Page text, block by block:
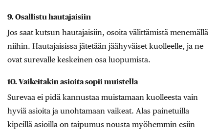
9. Osallistu hautajaisiin
Jos saat kutsun hautajaisiin, osoita välittämistä menemällä
niihin. Hautajaisissa jätetään jäähyväiset kuolleelle, ja ne
ovat surevalle keskeinen osa luopumista.
10. Vaikeitakin asioita sopii muistella
Surevaa ei pidä kannustaa muistamaan kuolleesta vain
hyviä asioita ja unohtamaan vaikeat. Alas painetuilla
kipeillä asioilla on taipumus nousta myöhemmin esiin